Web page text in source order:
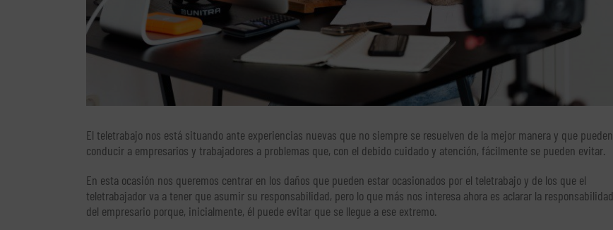
El teletrabajo nos está situando ante experiencias nuevas que no siempre se resuelven de la mejor manera y que pueden
conducir a empresarios y trabajadores a problemas que, con el debido cuidado y atención, fácilmente se pueden evitar.
En esta ocasión nos queremos centrar en los daños que pueden estar ocasionados por el teletrabajo y de los que el
teletrabajador va a tener que asumir su responsabilidad, pero lo que más nos interesa ahora es aclarar la responsabilidad
del empresario porque, inicialmente, él puede evitar que se llegue a ese extremo.